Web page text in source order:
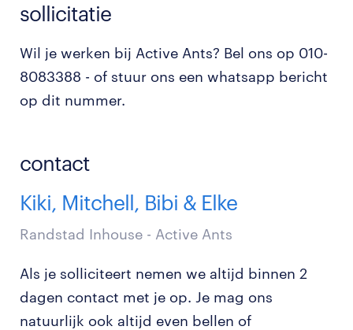
sollicitatie
Wil je werken bij Active Ants? Bel ons op 010-
8083388 - of stuur ons een whatsapp bericht
op dit nummer.
contact
Kiki, Mitchell, Bibi & Elke
Randstad Inhouse - Active Ants
Als je solliciteert nemen we altijd binnen 2
dagen contact met je op. Je mag ons
natuurlijk ook altijd even bellen of